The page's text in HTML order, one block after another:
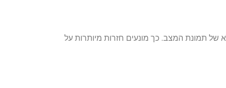
של תמונת המצב. כך מונעים חזרות מיותרות על